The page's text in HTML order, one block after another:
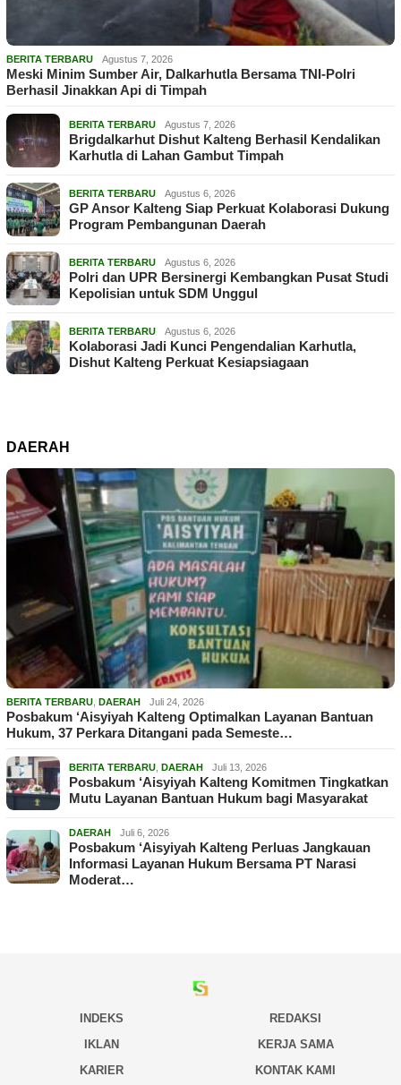
BERITA TERBARU Agustus 7, 2026
Meski Minim Sumber Air, Dalkarhutla Bersama TNI-Polri
Berhasil Jinakkan Api di Timpah
BERITA TERBARU Agustus 7, 2026
Brigdalkarhut Dishut Kalteng Berhasil Kendalikan
Karhutla di Lahan Gambut Timpah
BERITA TERBARU Agustus 6, 2026
GP Ansor Kalteng Siap Perkuat Kolaborasi Dukung
Program Pembangunan Daerah
BERITA TERBARU Agustus 6, 2026
Polri dan UPR Bersinergi Kembangkan Pusat Studi
Kepolisian untuk SDM Unggul
BERITA TERBARU Agustus 6, 2026
Kolaborasi Jadi Kunci Pengendalian Karhutla,
Dishut Kalteng Perkuat Kesiapsiagaan
DAERAH
BERITA TERBARU DAERAH Juli 24, 2026
Posbakum ‘Aisyiyah Kalteng Optimalkan Layanan Bantuan
Hukum, 37 Perkara Ditangani pada Semeste…
BERITA TERBARU DAERAH Juli 13, 2026
Posbakum ‘Aisyiyah Kalteng Komitmen Tingkatkan
Mutu Layanan Bantuan Hukum bagi Masyarakat
DAERAH Juli 6, 2026
Posbakum ‘Aisyiyah Kalteng Perluas Jangkauan
Informasi Layanan Hukum Bersama PT Narasi
Moderat…
INDEKS
REDAKSI
IKLAN
KERJA SAMA
KARIER
KONTAK KAMI